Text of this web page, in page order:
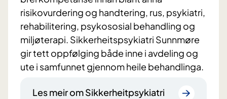
risikovurdering og handtering, rus, psykiatri,
rehabilitering, psykososial behandling og
miljøterapi. Sikkerheitspsykiatri Sunnmøre
gir tett oppfølging både inne i avdeling og
ute i samfunnet gjennom heile behandlinga.
Les meir om Sikkerheitpsykiatri